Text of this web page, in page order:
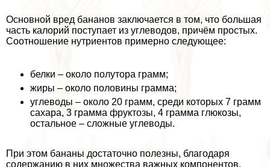
Основной вред бананов заключается в том, что большая
часть калорий поступает из углеводов, причём простых.
Соотношение нутриентов примерно следующее:
белки ‒ около полутора грамм;
жиры ‒ около половины грамма;
углеводы ‒ около 20 грамм, среди которых 7 грамм
сахара, 3 грамма фруктозы, 4 грамма глюкозы,
остальное ‒ сложные углеводы.
При этом бананы достаточно полезны, благодаря
содержанию в них множества важных компонентов,